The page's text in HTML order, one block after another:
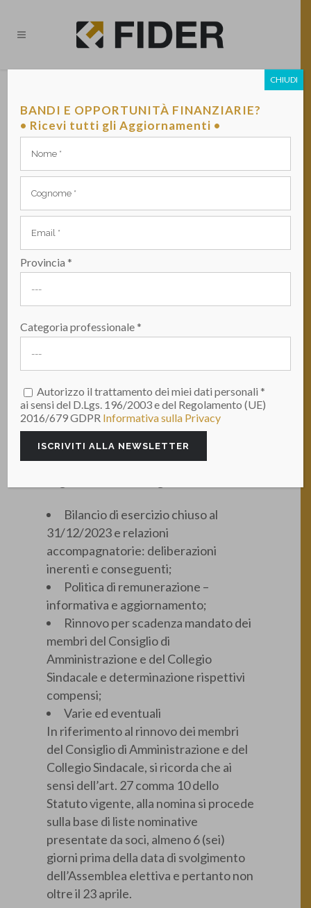
PUBBLICATO DA VITO BANCO IL 09 APRILE 2024 -
NEWS ED EVENTI
Gazzetta Ufficiale dell’11 aprile 2024 è
stata convocata in Bologna, Via Brini n.
45 l’Assemblea Generale Ordinaria dei
aprile 2024 alle ore 11:00 in prima
convocazione e per il giorno giovedì 16
maggio 2024 alle ore 11:00, stesso
luogo, in seconda convocazione.
Per discutere e deliberare sul
Bilancio di esercizio chiuso al
31/12/2023 e relazioni
accompagnatorie: deliberazioni
inerenti e conseguenti;
Politica di remunerazione –
informativa e aggiornamento;
Rinnovo per scadenza mandato dei
membri del Consiglio di
Amministrazione e del Collegio
Sindacale e determinazione rispettivi
compensi;
Varie ed eventuali
In riferimento al rinnovo dei membri
del Consiglio di Amministrazione e del
Collegio Sindacale, si ricorda che ai
sensi dell’art. 27 comma 10 dello
Statuto vigente, alla nomina si procede
sulla base di liste nominative
presentate da soci, almeno 6 (sei)
giorni prima della data di svolgimento
dell’Assemblea elettiva e pertanto non
oltre il 23 aprile.
BANDI E OPPORTUNITÀ FINANZIARIE?
• Ricevi tutti gli Aggiornamenti •
Provincia *
Categoria professionale *
Autorizzo il trattamento dei miei dati personali *
ai sensi del D.Lgs. 196/2003 e del Regolamento (UE)
2016/679 GDPR Informativa sulla Privacy
CHIUDI